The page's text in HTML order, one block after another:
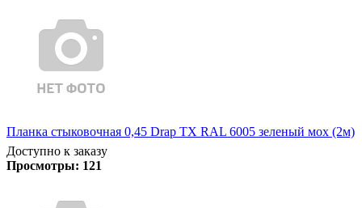
Планка стыковочная 0,45 Drap TX RAL 6005 зеленый мох (2м)
Доступно к заказу
Просмотры: 121